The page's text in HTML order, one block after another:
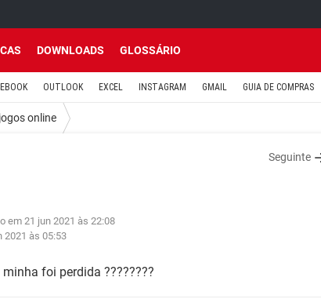
DOWNLOADS GLOSSÁRIO
OUTLOOK EXCEL INSTAGRAM GMAIL GUIA DE COMPRAS
online
Seguinte
em 21 jun 2021 às 22:08
2021 às 05:53
foi perdida ????????